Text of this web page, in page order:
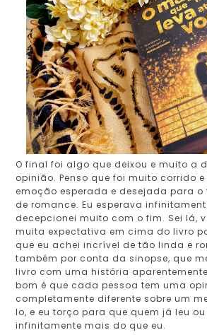
O final foi algo que deixou e muito a
opinião. Penso que foi muito corrido
emoção esperada e desejada para
de romance. Eu esperava
decepcionei muito com o fim. Sei lá,
muita expectativa em cima do livro
que eu achei incrível de tão linda e
também por conta da sinopse, que
livro com uma história
bom é que cada pessoa tem uma
completamente diferente sobre um
lo, e eu torço para que quem já leu
infinitamente mais do que eu.